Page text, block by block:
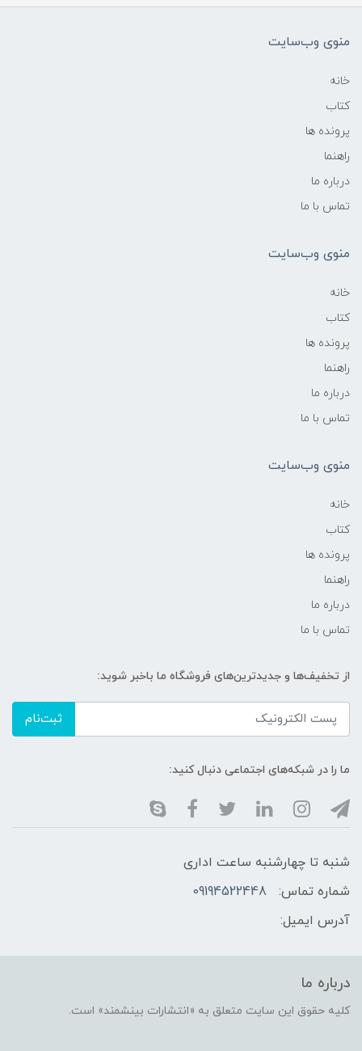
منوی وب‌سایت
خانه
کتاب
پرونده ها
راهنما
درباره ما
تماس با ما
منوی وب‌سایت
خانه
کتاب
پرونده ها
راهنما
درباره ما
تماس با ما
منوی وب‌سایت
خانه
کتاب
پرونده ها
راهنما
درباره ما
تماس با ما
از تخفیف‌ها و جدیدترین‌های فروشگاه ما باخبر شوید:
ثبت‌نام
ما را در شبکه‌های اجتماعی دنبال کنید:
شنبه تا چهارشنبه ساعت اداری
شماره تماس:
09194522448
آدرس ایمیل:
درباره ما
کلیه حقوق این سایت متعلق به «انتشارات بینشمند» است.